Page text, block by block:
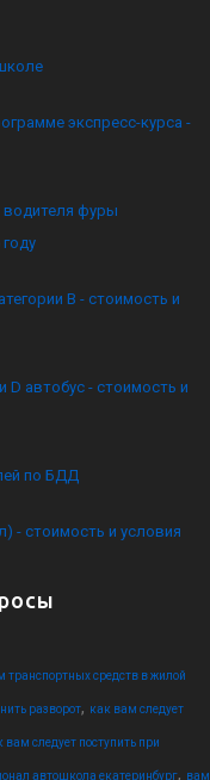
экспресс-курса -
водителя фуры
B - стоимость и
D автобус - стоимость и
по БДД
- стоимость и условия
транспортных средств в жилой
разворот, как вам следует
вам следует поступить при
автошкола екатеринбург, вам